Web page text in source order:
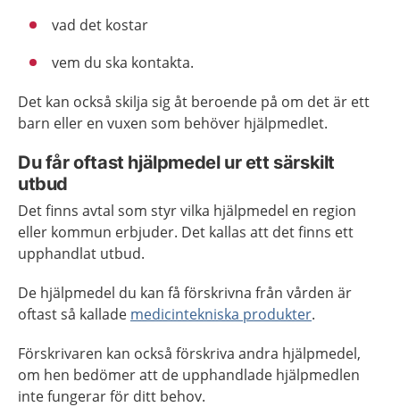
vad det kostar
vem du ska kontakta.
Det kan också skilja sig åt beroende på om det är ett
barn eller en vuxen som behöver hjälpmedlet.
Du får oftast hjälpmedel ur ett särskilt
utbud
Det finns avtal som styr vilka hjälpmedel en region
eller kommun erbjuder. Det kallas att det finns ett
upphandlat utbud.
De hjälpmedel du kan få förskrivna från vården är
oftast så kallade medicintekniska produkter.
Förskrivaren kan också förskriva andra hjälpmedel,
om hen bedömer att de upphandlade hjälpmedlen
inte fungerar för ditt behov.